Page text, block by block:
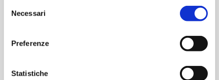
delNecessari
Preferenze
Statistiche